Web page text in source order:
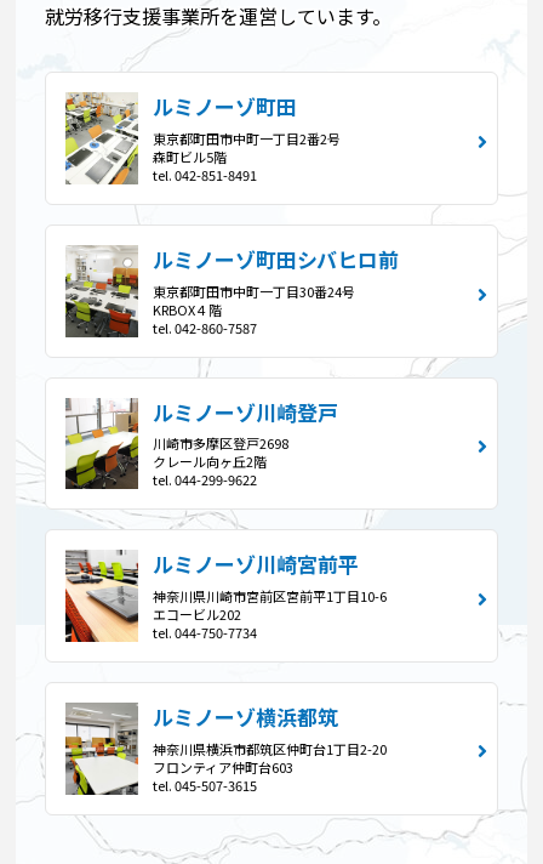
就労移行支援事業所を運営しています。
ルミノーゾ町田
東京都町田市中町一丁目2番2号
森町ビル5階
tel. 042-851-8491
ルミノーゾ町田シバヒロ前
東京都町田市中町一丁目30番24号
KRBOX４階
tel. 042-860-7587
ルミノーゾ川崎登戸
川崎市多摩区登戸2698
クレール向ヶ丘2階
tel. 044-299-9622
ルミノーゾ川崎宮前平
神奈川県川崎市宮前区宮前平1丁目10-6
エコービル202
tel. 044-750-7734
ルミノーゾ横浜都筑
神奈川県横浜市都筑区仲町台1丁目2-20
フロンティア仲町台603
tel. 045-507-3615